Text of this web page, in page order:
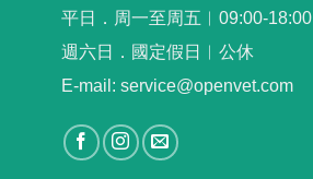
平日．周一至周五︳09:00-18:00
週六日．國定假日︳公休
E-mail: service@openvet.com